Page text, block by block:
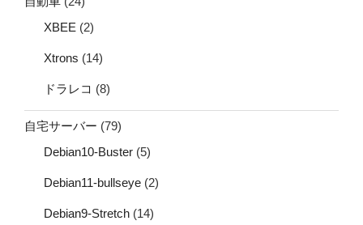
XBEE (2)
Xtrons (14)
ドラレコ (8)
自宅サーバー (79)
Debian10-Buster (5)
Debian11-bullseye (2)
Debian9-Stretch (14)